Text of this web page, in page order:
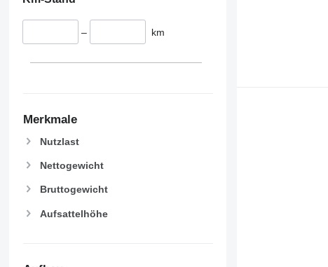
– km
Merkmale
Nutzlast
Nettogewicht
Bruttogewicht
Aufsattelhöhe